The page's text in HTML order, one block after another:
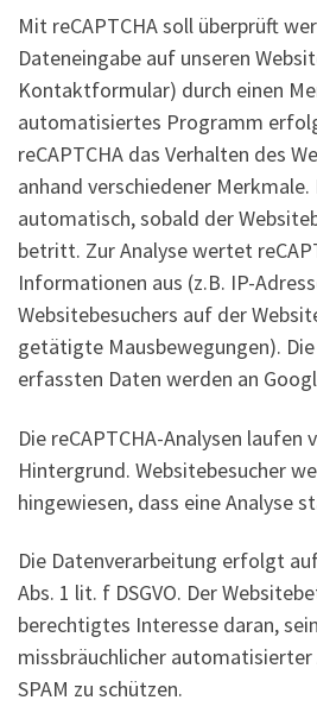
Mit reCAPTCHA soll überprüft
Dateneingabe auf unseren
Kontaktformular) durch einen
automatisiertes Programm
reCAPTCHA das Verhalten des
anhand verschiedener
automatisch, sobald der
betritt. Zur Analyse wertet
Informationen aus (z.B. IP-
Websitebesuchers auf der
getätigte Mausbewegungen).
erfassten Daten werden an
Die reCAPTCHA-Analysen laufen
Hintergrund. Websitebesucher
hingewiesen, dass eine Analyse
Die Datenverarbeitung erfolgt
Abs. 1 lit. f DSGVO. Der
berechtigtes Interesse daran,
missbräuchlicher automatisierter
SPAM zu schützen.